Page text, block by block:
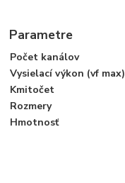
Parametre
Počet kanálov
Vysielací výkon (vf max)
Kmitočet
Rozmery
Hmotnosť